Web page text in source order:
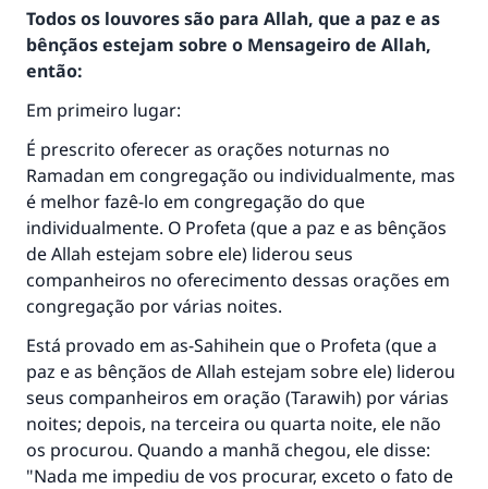
Todos os louvores são para Allah, que a paz e as
bênçãos estejam sobre o Mensageiro de Allah,
então:
Em primeiro lugar:
É prescrito oferecer as orações noturnas no
Ramadan em congregação ou individualmente, mas
é melhor fazê-lo em congregação do que
individualmente. O Profeta (que a paz e as bênçãos
de Allah estejam sobre ele) liderou seus
companheiros no oferecimento dessas orações em
congregação por várias noites.
Está provado em as-Sahihein que o Profeta (que a
paz e as bênçãos de Allah estejam sobre ele) liderou
seus companheiros em oração (Tarawih) por várias
noites; depois, na terceira ou quarta noite, ele não
os procurou. Quando a manhã chegou, ele disse:
"Nada me impediu de vos procurar, exceto o fato de